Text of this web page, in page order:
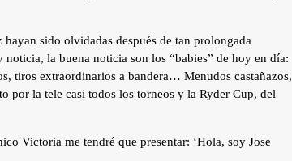
sido olvidadas después de tan prolongada
la buena noticia son los “babies” de hoy en día:
tiros extraordinarios a bandera… Menudos castañazos,
por la tele casi todos los torneos y la Ryder Cup, del
Victoria me tendré que presentar: ‘Hola, soy Jose